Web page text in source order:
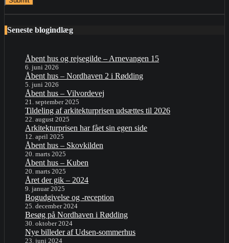
Seneste blogindlæg
Åbent hus og rejsegilde – Arnevangen 15
6. juni 2026
Åbent hus – Nordhaven 2 i Rødding
5. juni 2026
Åbent hus – Vilvordevej
21. september 2025
Tildeling af arkitekturprisen udsættes til 2026
22. august 2025
Arkitekturprisen har fået sin egen side
12. april 2025
Åbent hus – Skovkilden
20. marts 2025
Åbent hus – Kuben
20. marts 2025
Året der gik – 2024
9. januar 2025
Bogudgivelse og -reception
25. december 2024
Besøg på Nordhaven i Rødding
30. oktober 2024
Nye billeder af Udsen-sommerhus
23. juni 2024